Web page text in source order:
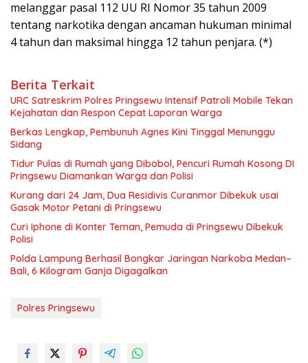
melanggar pasal 112 UU RI Nomor 35 tahun 2009
tentang narkotika dengan ancaman hukuman minimal
4 tahun dan maksimal hingga 12 tahun penjara. (*)
Berita Terkait
URC Satreskrim Polres Pringsewu Intensif Patroli Mobile Tekan
Kejahatan dan Respon Cepat Laporan Warga
Berkas Lengkap, Pembunuh Agnes Kini Tinggal Menunggu
Sidang
Tidur Pulas di Rumah yang Dibobol, Pencuri Rumah Kosong DI
Pringsewu Diamankan Warga dan Polisi
Kurang dari 24 Jam, Dua Residivis Curanmor Dibekuk usai
Gasak Motor Petani di Pringsewu
Curi Iphone di Konter Teman, Pemuda di Pringsewu Dibekuk
Polisi
Polda Lampung Berhasil Bongkar Jaringan Narkoba Medan–
Bali, 6 Kilogram Ganja Digagalkan
Polres Pringsewu